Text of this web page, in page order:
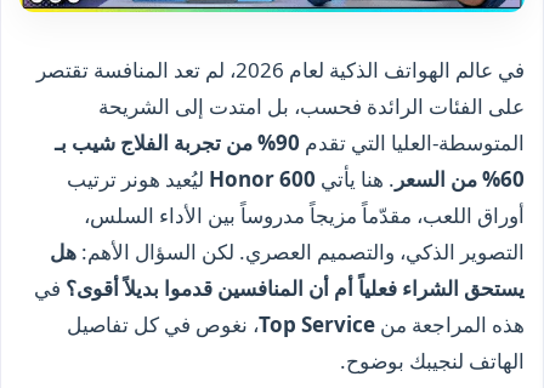
في عالم الهواتف الذكية لعام 2026، لم تعد المنافسة تقتصر
على الفئات الرائدة فحسب، بل امتدت إلى الشريحة
المتوسطة-العليا التي تقدم
90% من تجربة الفلاج شيب بـ
60% من السعر
. هنا يأتي Honor 600 ليُعيد هونر ترتيب
أوراق اللعب، مقدّماً مزيجاً مدروساً بين الأداء السلس،
التصوير الذكي، والتصميم العصري. لكن السؤال الأهم: هل
يستحق الشراء فعلياً أم أن المنافسين قدموا بديلاً أقوى؟ في
هذه المراجعة من Top Service، نغوص في كل تفاصيل
الهاتف لنجيبك بوضوح.